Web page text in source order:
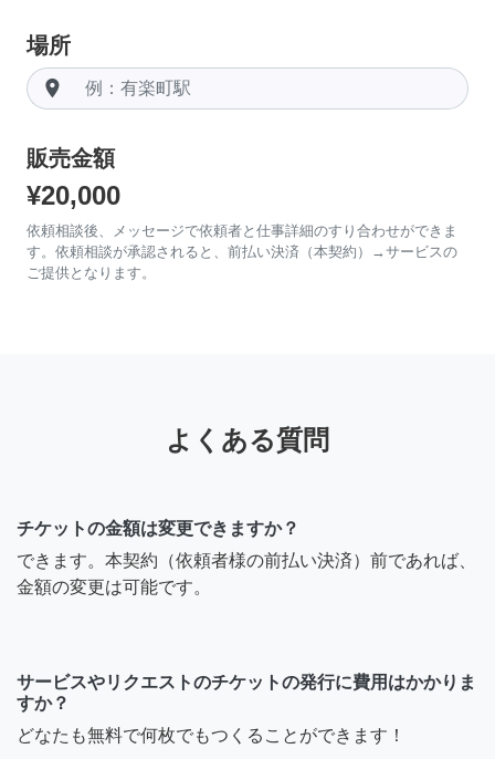
場所
room
販売金額
¥20,000
依頼相談後、メッセージで依頼者と仕事詳細のすり合わせができま
す。依頼相談が承認されると、前払い決済（本契約）→サービスの
ご提供となります。
よくある質問
チケットの金額は変更できますか？
できます。本契約（依頼者様の前払い決済）前であれば、
金額の変更は可能です。
サービスやリクエストのチケットの発行に費用はかかりま
すか？
どなたも無料で何枚でもつくることができます！